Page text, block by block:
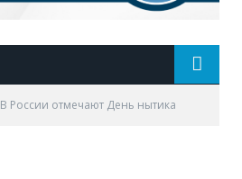
В России отмечают День нытика